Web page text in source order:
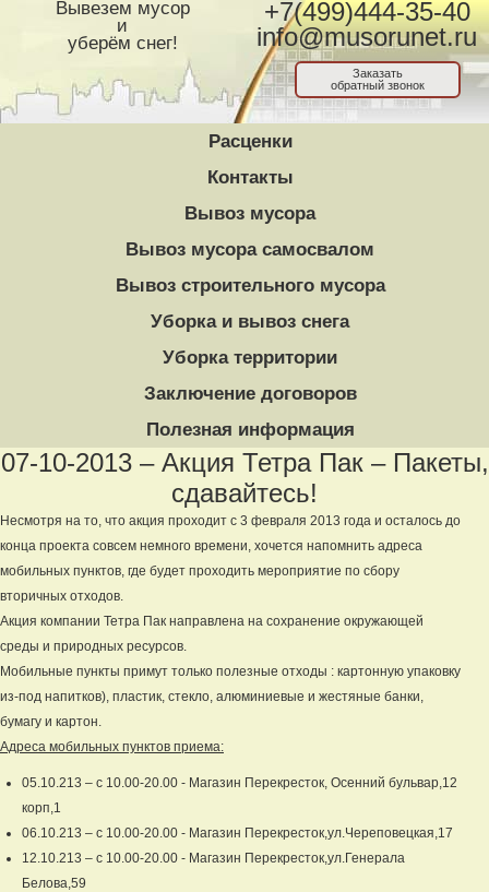
Вывезем мусор
и
уберём снег!
+7(499)444-35-40
info@musorunet.ru
Заказать
обратный звонок
Расценки
Контакты
Вывоз мусора
Вывоз мусора самосвалом
Вывоз строительного мусора
Уборка и вывоз снега
Уборка территории
Заключение договоров
Полезная информация
07-10-2013 – Акция Тетра Пак – Пакеты,
сдавайтесь!
Несмотря на то, что акция проходит с 3 февраля 2013 года и осталось до
конца проекта совсем немного времени, хочется напомнить адреса
мобильных пунктов, где будет проходить мероприятие по сбору
вторичных отходов.
Акция компании Тетра Пак направлена на сохранение окружающей
среды и природных ресурсов.
Мобильные пункты примут только полезные отходы : картонную упаковку
из-под напитков), пластик, стекло, алюминиевые и жестяные банки,
бумагу и картон.
Адреса мобильных пунктов приема:
05.10.213 – с 10.00-20.00 - Магазин Перекресток, Осенний бульвар,12
корп,1
06.10.213 – с 10.00-20.00 - Магазин Перекресток,ул.Череповецкая,17
12.10.213 – с 10.00-20.00 - Магазин Перекресток,ул.Генерала
Белова,59